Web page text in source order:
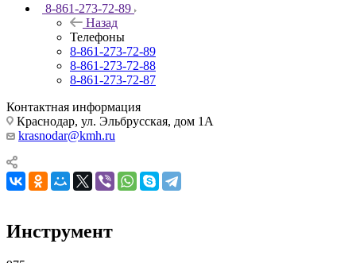
8-861-273-72-89
Назад
Телефоны
8-861-273-72-89
8-861-273-72-88
8-861-273-72-87
Контактная информация
Краснодар, ул. Эльбрусская, дом 1А
krasnodar@kmh.ru
Инструмент